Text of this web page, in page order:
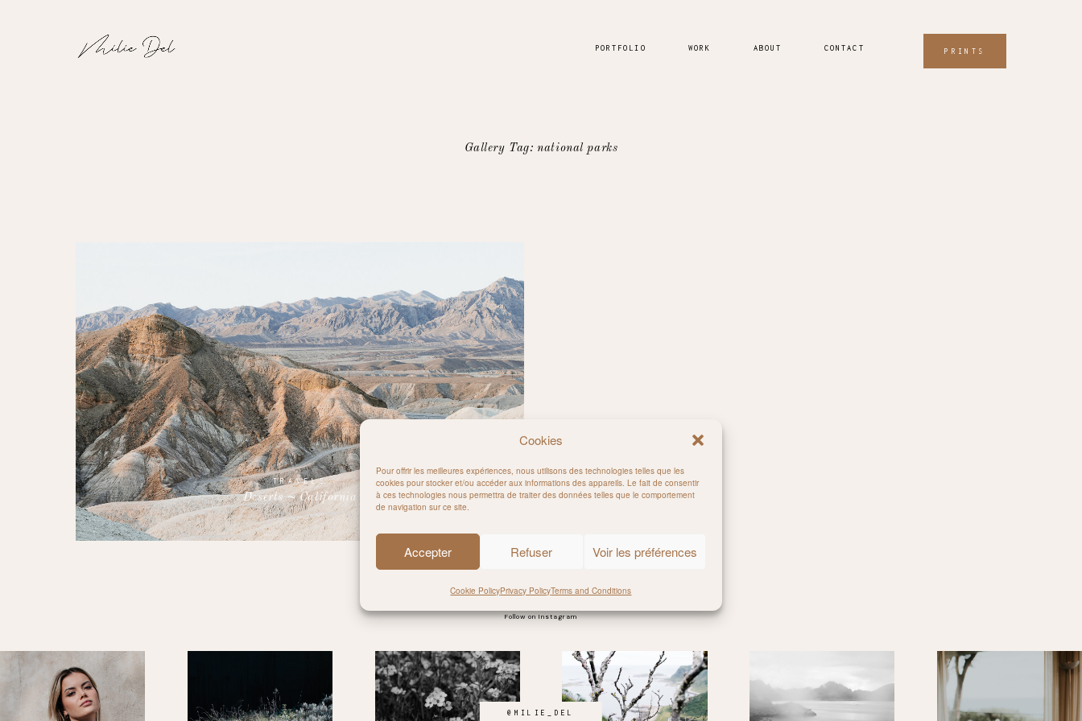
Cookies
Pour offrir les meilleures expériences, nous utilisons des technologies telles que les
cookies pour stocker et/ou accéder aux informations des appareils. Le fait de consentir
à ces technologies nous permettra de traiter des données telles que le comportement
de navigation sur ce site.
Accepter Refuser Voir les préférences
Cookie PolicyPrivacy PolicyTerms and Conditions
PORTFOLIO WORK ABOUT CONTACT PRINTS
Gallery Tag: national parks
TRAVELS
Deserts ~ California
Follow on Instagram
@MILIE_DEL